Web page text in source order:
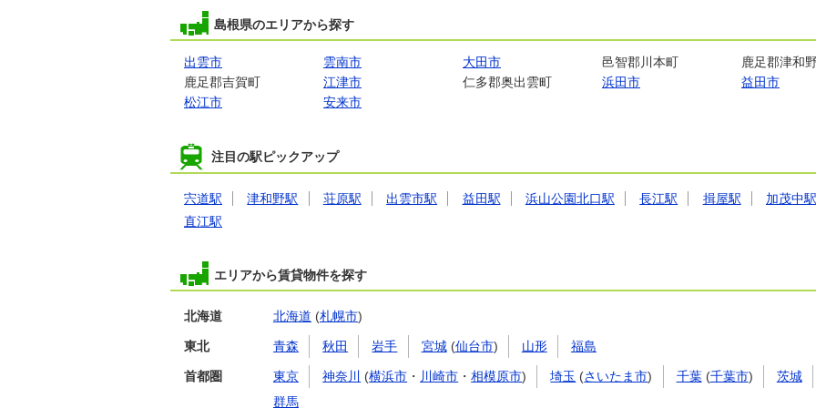
島根県のエリアから探す
出雲市 雲南市 大田市 邑智郡川本町
鹿足郡津和
鹿足郡吉賀町
江津市 仁多郡奥出雲町 浜田市
益田市
松江市
安来市
注目の駅ピックアップ
宍道駅 津和野駅 荘原駅 出雲市駅 益田駅 浜山公園北口駅 長江駅 揖屋駅
加茂中駅
直江駅
エリアから賃貸物件を探す
北海道 北海道 (札幌市)
東北 青森 秋田 岩手 宮城(仙台市) 山形 福島
首都圏 東京 神奈川 (横浜市 ・ 川崎市 ・相模原市) 埼玉 (さいたま市) 千葉(千葉市) 茨城
群馬